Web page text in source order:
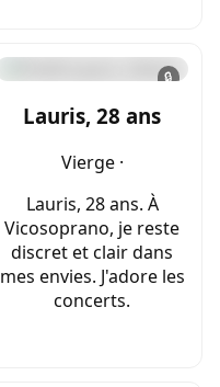
🔒
Lauris, 28 ans
Vierge ·
Lauris, 28 ans. À
Vicosoprano, je reste
discret et clair dans
mes envies. J'adore les
concerts.